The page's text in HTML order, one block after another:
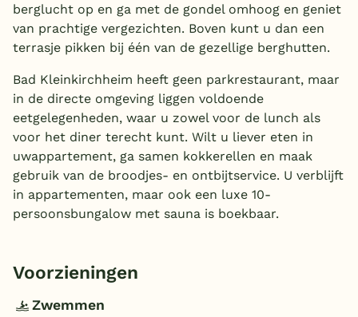
berglucht op en ga met de gondel omhoog en geniet
van prachtige vergezichten. Boven kunt u dan een
terrasje pikken bij één van de gezellige berghutten.
Bad Kleinkirchheim heeft geen parkrestaurant, maar
in de directe omgeving liggen voldoende
eetgelegenheden, waar u zowel voor de lunch als
voor het diner terecht kunt. Wilt u liever eten in
uwappartement, ga samen kokkerellen en maak
gebruik van de broodjes- en ontbijtservice. U verblijft
in appartementen, maar ook een luxe 10-
persoonsbungalow met sauna is boekbaar.
Voorzieningen
Zwemmen